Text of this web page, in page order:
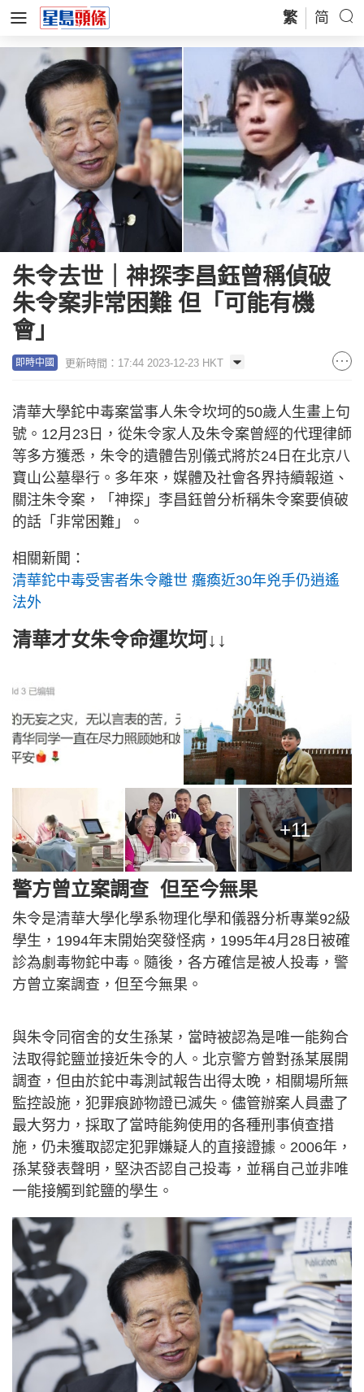
繁 简
朱令去世｜神探李昌鈺曾稱偵破
朱令案非常困難 但「可能有機
會」
即時中國 更新時間：17:44 2023-12-23 HKT
清華大學鉈中毒案當事人朱令坎坷的50歲人生畫上句
號。12月23日，從朱令家人及朱令案曾經的代理律師
等多方獲悉，朱令的遺體告別儀式將於24日在北京八
寶山公墓舉行。多年來，媒體及社會各界持續報道、
關注朱令案，「神探」李昌鈺曾分析稱朱令案要偵破
的話「非常困難」。
相關新聞：
清華鉈中毒受害者朱令離世 癱瘓近30年兇手仍逍遙
法外
清華才女朱令命運坎坷↓↓
+11
警方曾立案調查 但至今無果
朱令是清華大學化學系物理化學和儀器分析專業92級
學生，1994年末開始突發怪病，1995年4月28日被確
診為劇毒物鉈中毒。隨後，各方確信是被人投毒，警
方曾立案調查，但至今無果。
與朱令同宿舍的女生孫某，當時被認為是唯一能夠合
法取得鉈鹽並接近朱令的人。北京警方曾對孫某展開
調查，但由於鉈中毒測試報告出得太晚，相關場所無
監控設施，犯罪痕跡物證已滅失。儘管辦案人員盡了
最大努力，採取了當時能夠使用的各種刑事偵查措
施，仍未獲取認定犯罪嫌疑人的直接證據。2006年，
孫某發表聲明，堅決否認自己投毒，並稱自己並非唯
一能接觸到鉈鹽的學生。